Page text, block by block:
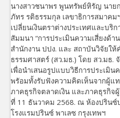
นางสาวชนาพร พูนทรัพย์หิรัญ นาย
ภัทร รติธรรมกุล เลขาธิการสมาค
เปลี่ยนเงินตราต่างประเทศและบริก
สัมมนา “การประเมินความเสี่ยงด้า
สำนักงาน ปปง. และ สถาบันวิจัยใ
ธรรมศาสตร์ (สว.มธ.) โดย สว.มธ.
เพื่อนำเสนอรูปแบบวิธีการประเมิน
พรัอมทั้งรับฟังความคิดเห็นจากผู้แ
ภาคธุรกิจตลาดเงิน และภาคธุรกิจ
ที่ 11 ธันวาคม 2568. ณ ห้องปรินซ์
โรงแรมปรินซ์ พาเลซ กรุงเทพฯ